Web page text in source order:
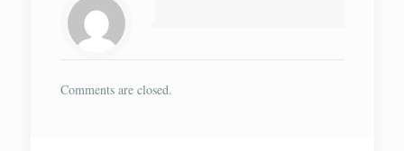
Comments are closed.